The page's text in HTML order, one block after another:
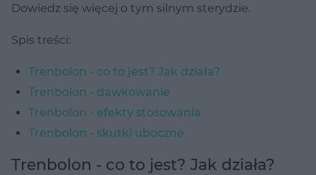
Dowiedz się więcej o tym silnym sterydzie.
Spis treści:
Trenbolon - co to jest? Jak działa?
Trenbolon - dawkowanie
Trenbolon - efekty stosowania
Trenbolon - skutki uboczne
Trenbolon - co to jest? Jak działa?